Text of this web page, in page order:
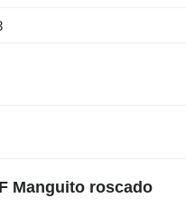
Manguito roscado